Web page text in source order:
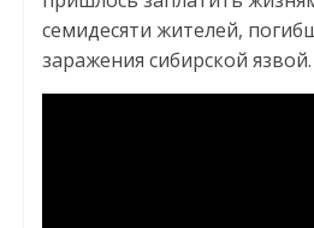
семидесяти жителей,
заражения сибирской язвой.